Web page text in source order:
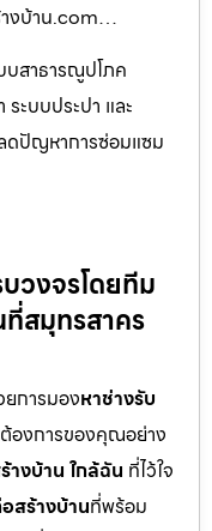
างบ้าน.com…
บสาธารณูปโภค
ะบบประปา และ
ดปัญหาการซ่อมแซม
วงจรโดยทีม
สมุทรสาคร
ยการมองหาช่างรับ
ต้องการของคุณอย่าง
างบ้าน ใกล้ฉัน ที่ไว้ใจ
สร้างบ้านที่พร้อม